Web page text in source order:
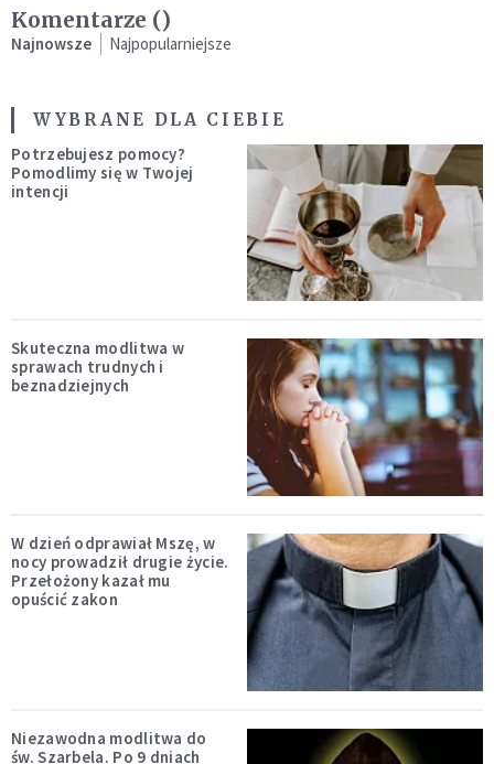
Komentarze ()
Najnowsze Najpopularniejsze
WYBRANE DLA CIEBIE
Potrzebujesz pomocy?
Pomodlimy się w Twojej
intencji
Skuteczna modlitwa w
sprawach trudnych i
beznadziejnych
W dzień odprawiał Mszę, w
nocy prowadził drugie życie.
Przełożony kazał mu
opuścić zakon
Niezawodna modlitwa do
św. Szarbela. Po 9 dniach